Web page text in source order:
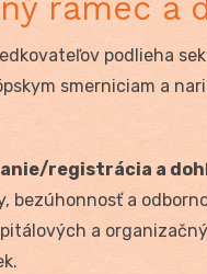
rámec a
podlieha
smerniciam a
registrácia a
bezúhonnosť a
a